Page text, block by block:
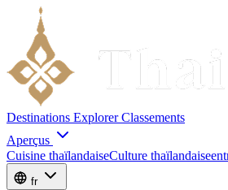
Destinations Explorer Classements
Aperçus
Cuisine thaïlandaiseCulture thaïlandaise
fr